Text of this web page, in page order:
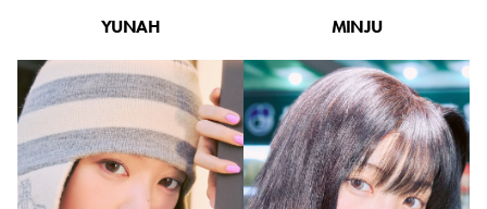
YUNAH MINJU